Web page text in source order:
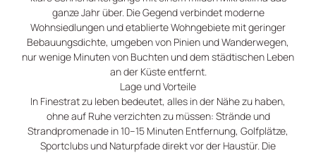
ganze Jahr über. Die Gegend verbindet moderne
Wohnsiedlungen und etablierte Wohngebiete mit geringer
Bebauungsdichte, umgeben von Pinien und Wanderwegen,
nur wenige Minuten von Buchten und dem städtischen Leben
an der Küste entfernt.
Lage und Vorteile
In Finestrat zu leben bedeutet, alles in der Nähe zu haben,
ohne auf Ruhe verzichten zu müssen: Strände und
Strandpromenade in 10–15 Minuten Entfernung, Golfplätze,
Sportclubs und Naturpfade direkt vor der Haustür. Die